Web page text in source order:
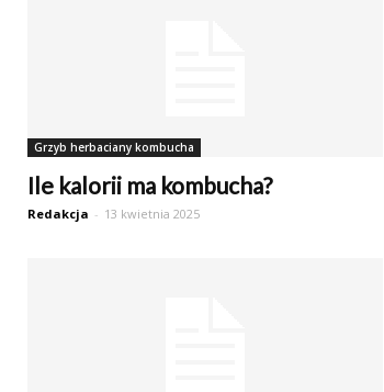
Grzyb herbaciany kombucha
Ile kalorii ma kombucha?
Redakcja - 13 kwietnia 2025